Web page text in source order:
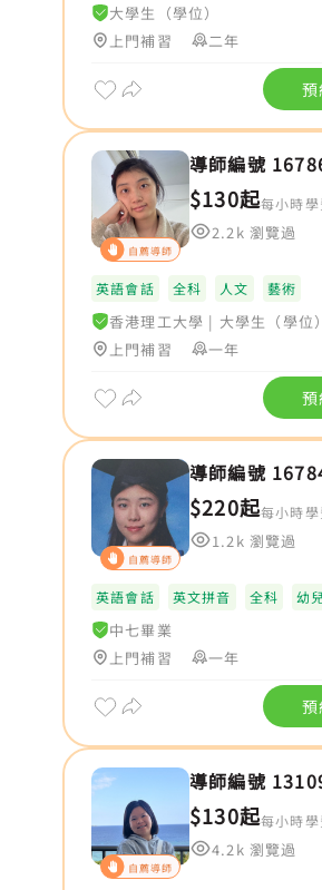
大學生（學位）
上門補習
二年
自薦導師
導師編號
$130起每小時學
2.2k 瀏覽過
英語會話 全科 人文 藝術
香港理工大學 | 大學生（學位）
上門補習
一年
自薦導師
導師編號
$220起每小時學
1.2k 瀏覽過
英語會話 英文拼音 全科 幼
中七畢業
上門補習
一年
自薦導師
導師編號
$130起每小時學
4.2k 瀏覽過